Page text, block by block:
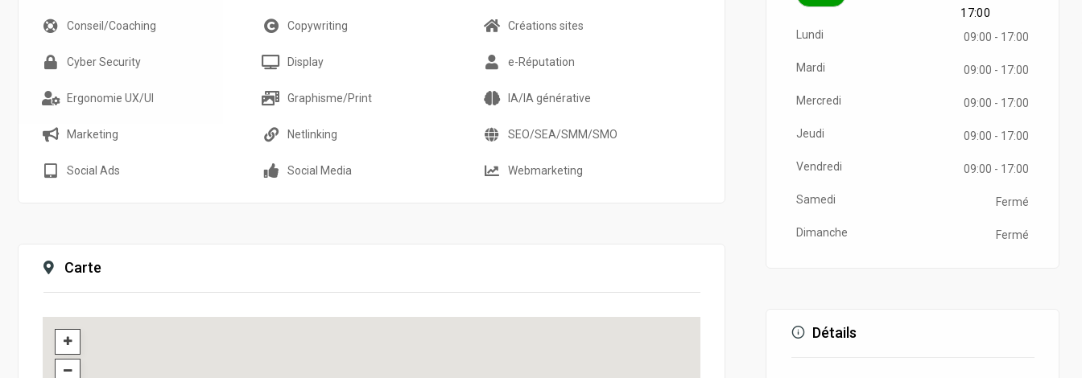
Conseil/Coaching Copywriting Créations sites
Cyber Security Display e-Réputation
Ergonomie UX/UI Graphisme/Print IA/IA générative
Marketing Netlinking SEO/SEA/SMM/SMO
Social Ads Social Media Webmarketing
Carte
17:00
Lundi
09:00 - 17:00
Mardi 09:00 - 17:00
Mercredi 09:00 - 17:00
Jeudi 09:00 - 17:00
Vendredi 09:00 - 17:00
Samedi Fermé
Dimanche Fermé
Détails